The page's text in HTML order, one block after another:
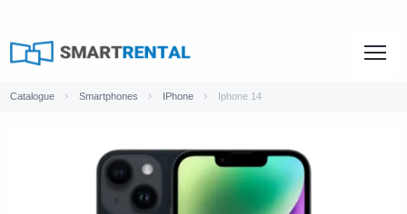
Catalogue Smartphones IPhone Iphone 14